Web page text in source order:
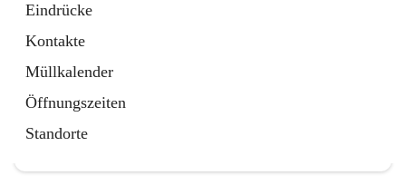
Eindrücke
Kontakte
Müllkalender
Öffnungszeiten
Standorte